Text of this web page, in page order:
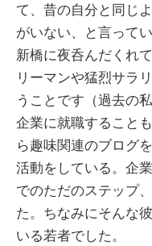
て、昔の自分と同じ
がいない、と言ってい
新橋に夜呑んだくれ
リーマンや猛烈サラ
うことです（過去の
企業に就職すること
ら趣味関連のブログ
活動をしている。企
でのただのステップ
た。ちなみにそんな
いる若者でした。